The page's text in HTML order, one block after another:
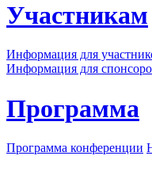
Участникам
Информация для
Информация для
Программа
Программа конференции